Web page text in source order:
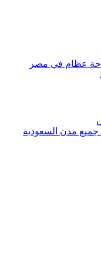
عظام في مصر
جميع مدن السعودية